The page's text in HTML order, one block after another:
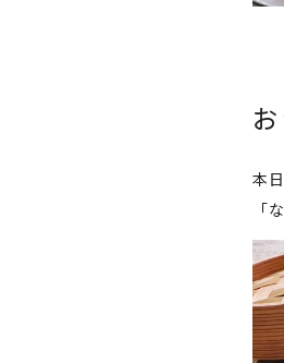
本
「